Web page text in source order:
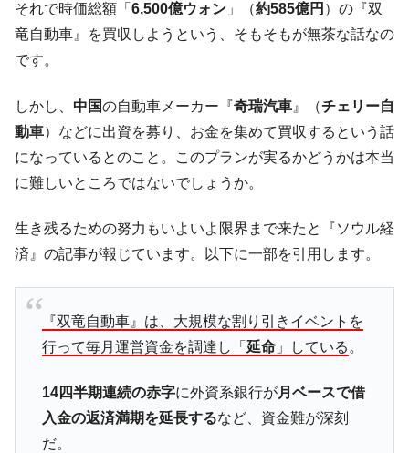
『Money1』
【対日本円】ウォン安が急進！ 日米の協調
に韓国がいっちょがみしたのでは。
1.9倍！
『Money1』
在韓米国大使スティールが着韓！⇒ さっそ
く空港に詰めかけ「出て行け！」「極右勢力」のプラカー
ドを掲げる「在韓反米勢力」
ータセンター整備」⇒ だから無理だってば。
『Money1』
JPモルガン「韓国レバレッジETFの清算は
ほぼ終わった」
『Money1』
韓国『国民年金公団』株価暴落で200兆蒸
発。
ャンペーン」⇒ あの名物教授も登場！
『Money1』
韓国「橋が落ちました」⇒ 耐久性「なさす
ぎ」では。
それで時価総額「 6,500億ウォン 」（約585億円 ）の『双
竜自動車』を買収しようという、そもそもが無茶な話なの
です。
しかし、 中国の自動車メーカー『奇瑞汽車 』（チェリー自
動車）などに出資を募り、お金を集めて買収するという話
になっているとのこと。このプランが実るかどうかは本当
に難しいところではないでしょうか。
生き残るための努力もいよいよ限界まで来たと『ソウル経
済』の記事が報じています。以下に一部を引用します。
『双竜自動車』は、大規模な割り引きイベントを
行って毎月運営資金を調達し「 延命」している 。
14四半期連続の赤字に外資系銀行が月ベースで借
入金の返済満期を延長するなど、資金難が深刻
だ。